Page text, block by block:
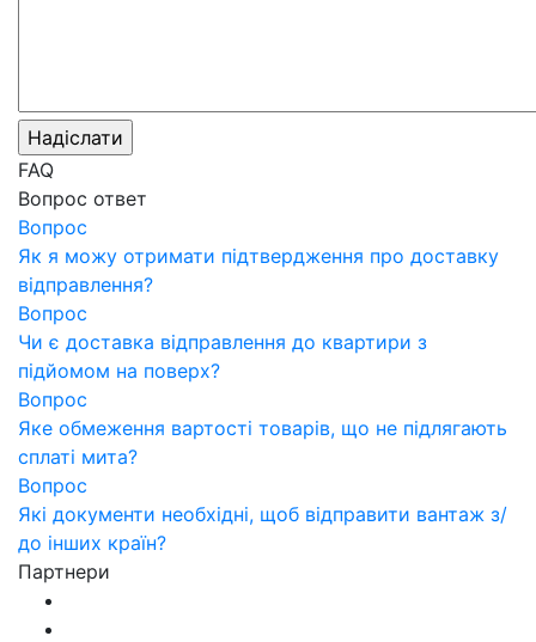
FAQ
Вопрос ответ
Вопрос
Як я можу отримати підтвердження про доставку
відправлення?
Вопрос
Чи є доставка відправлення до квартири з
підйомом на поверх?
Вопрос
Яке обмеження вартості товарів, що не підлягають
сплаті мита?
Вопрос
Які документи необхідні, щоб відправити вантаж з/
до інших країн?
Партнери